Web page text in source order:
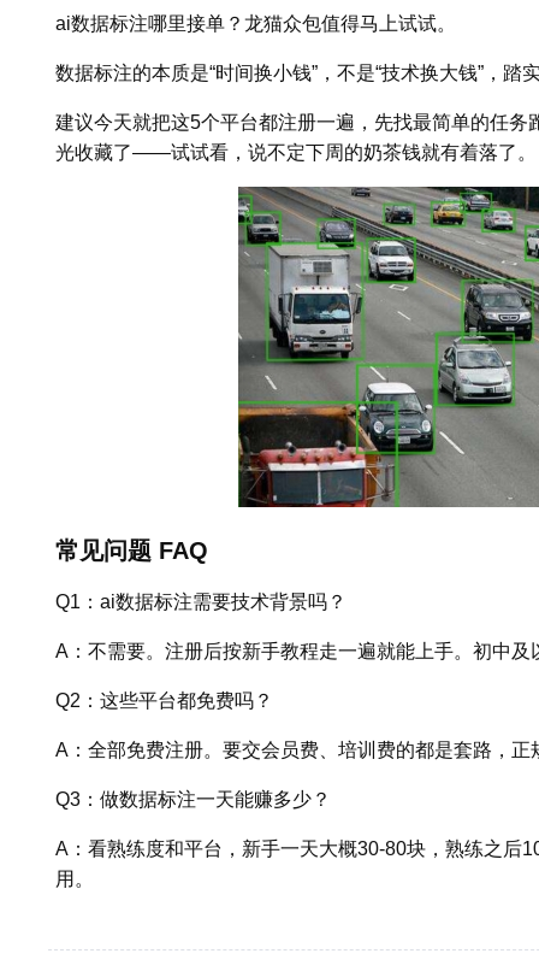
ai数据标注哪里接单？龙猫众包值得马上试试。
数据标注的本质是“时间换小钱”，不是“技术换大钱”，踏
建议今天就把这5个平台都注册一遍，先找最简单的任
光收藏了——试试看，说不定下周的奶茶钱就有着落了。
常见问题 FAQ
Q1：ai数据标注需要技术背景吗？
A：不需要。注册后按新手教程走一遍就能上手。初中
Q2：这些平台都免费吗？
A：全部免费注册。要交会员费、培训费的都是套路，
Q3：做数据标注一天能赚多少？
A：看熟练度和平台，新手一天大概30-80块，熟练之后
用。